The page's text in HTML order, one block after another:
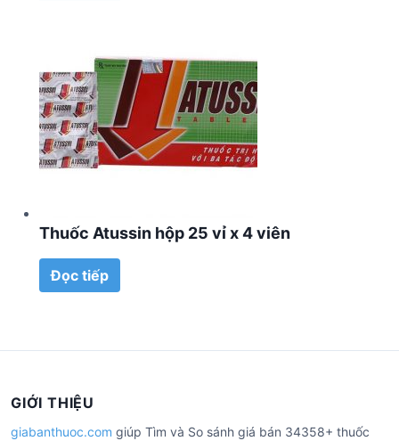
Thuốc Atussin hộp 25 vỉ x 4 viên
Đọc tiếp
GIỚI THIỆU
giabanthuoc.com giúp Tìm và So sánh giá bán 34358+ thuốc